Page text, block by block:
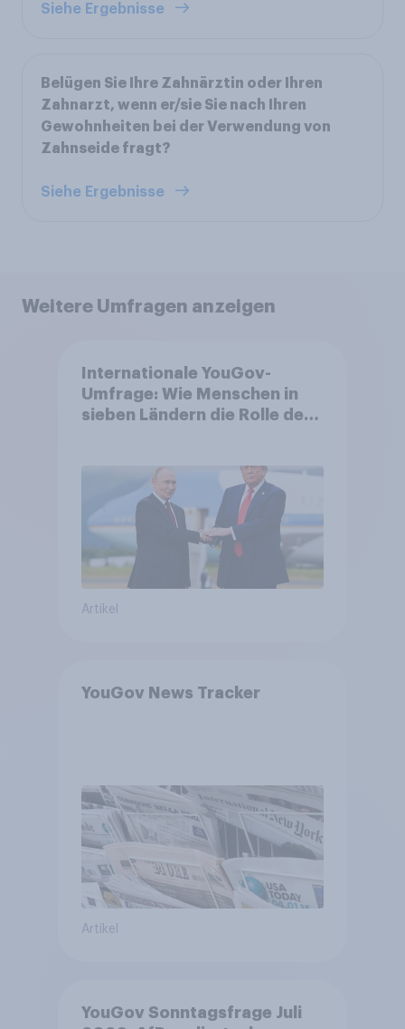
Siehe Ergebnisse
Belügen Sie Ihre Zahnärztin oder Ihren
Zahnarzt, wenn er/sie Sie nach Ihren
Gewohnheiten bei der Verwendung von
Zahnseide fragt?
Siehe Ergebnisse
Weitere Umfragen anzeigen
Internationale YouGov-
Umfrage: Wie Menschen in
sieben Ländern die Rolle der
Bedrohungen und Bündnisse
bewerten
Artikel
YouGov News Tracker
Artikel
YouGov Sonntagsfrage Juli